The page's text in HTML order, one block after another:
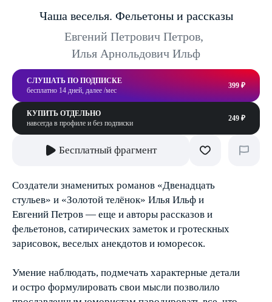
Чаша веселья. Фельетоны и рассказы
Евгений Петрович Петров,
Илья Арнольдович Ильф
СЛУШАТЬ ПО ПОДПИСКЕ
бесплатно 14 дней, далее /мес
399 ₽
КУПИТЬ ОТДЕЛЬНО
навсегда в профиле и без подписки
249 ₽
Бесплатный фрагмент
Создатели знаменитых романов «Двенадцать
стульев» и «Золотой телёнок» Илья Ильф и
Евгений Петров — еще и авторы рассказов и
фельетонов, сатирических заметок и гротескных
зарисовок, веселых анекдотов и юморесок.
Умение наблюдать, подмечать характерные детали
и остро формулировать свои мысли позволило